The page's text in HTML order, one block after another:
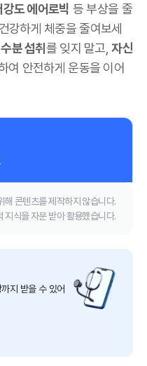
강도 에어로빅 등 부상을 줄
강하게 체중을 줄여보세
분 섭취를 잊지 말고,자신
여 안전하게 운동을 이어
해 콘텐츠를 제작하지 않습니다.
지식을 자문 받아 활용했습니다.
지 받을 수 있어